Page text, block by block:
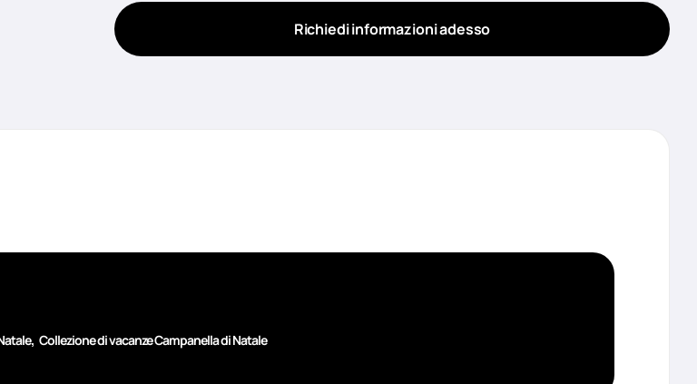
Richiedi informazioni adesso
, Collezione di vacanze Campanella di Natale